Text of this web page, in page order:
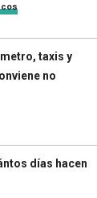
taxis y
no
días hacen